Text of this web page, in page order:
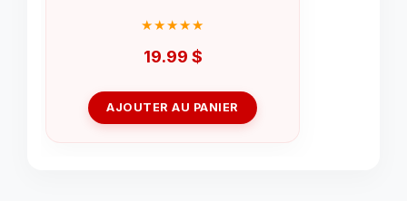
19.99 $
AJOUTER AU PANIER